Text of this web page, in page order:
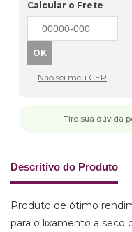
Calcular o Frete
Não sei meu CEP
Tire sua dúvida
Descritivo do Produto
Produto de ótimo
para o lixamento a seco